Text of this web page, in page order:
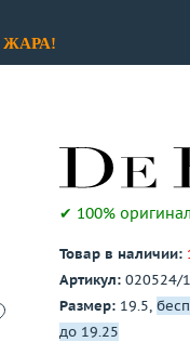
ЖАРА!
✔ 100% оригинал
Товар в наличии:
Артикул: 020524/1
Размер: 19.5,
до 19.25